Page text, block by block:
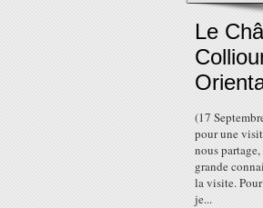
Le
(17
pour une
nous
grande
la visite.
je...